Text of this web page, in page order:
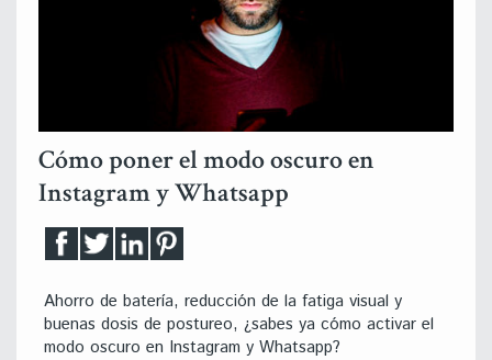
Cómo poner el modo oscuro en
Instagram y Whatsapp
Ahorro de batería, reducción de la fatiga visual y
buenas dosis de postureo, ¿sabes ya cómo activar el
modo oscuro en Instagram y Whatsapp?